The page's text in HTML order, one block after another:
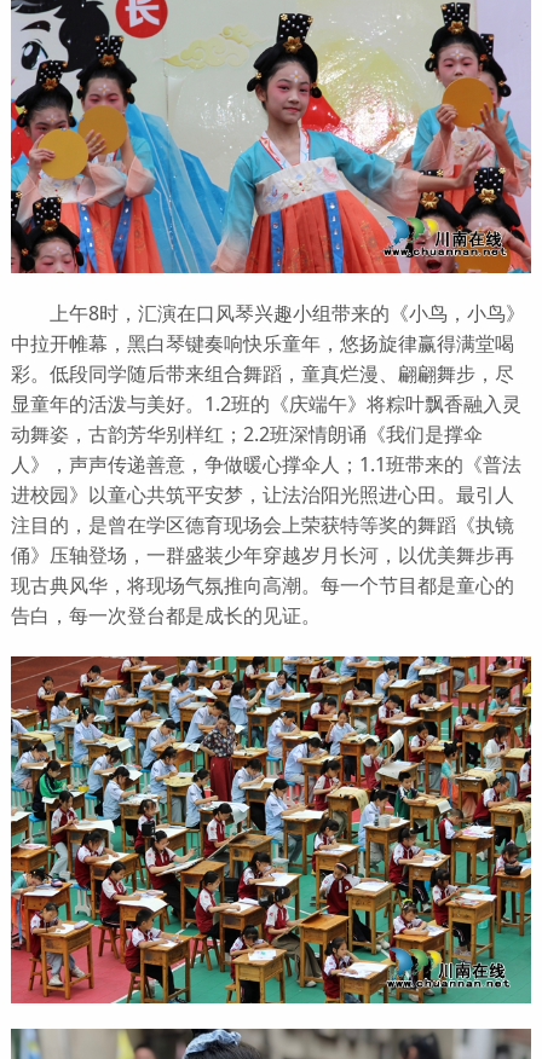
上午8时，汇演在口风琴兴趣小组带来的《小鸟，小鸟》
中拉开帷幕，黑白琴键奏响快乐童年，悠扬旋律赢得满堂喝
彩。低段同学随后带来组合舞蹈，童真烂漫、翩翩舞步，尽
显童年的活泼与美好。1.2班的《庆端午》将粽叶飘香融入灵
动舞姿，古韵芳华别样红；2.2班深情朗诵《我们是撑伞
人》，声声传递善意，争做暖心撑伞人；1.1班带来的《普法
进校园》以童心共筑平安梦，让法治阳光照进心田。最引人
注目的，是曾在学区德育现场会上荣获特等奖的舞蹈《执镜
俑》压轴登场，一群盛装少年穿越岁月长河，以优美舞步再
现古典风华，将现场气氛推向高潮。每一个节目都是童心的
告白，每一次登台都是成长的见证。